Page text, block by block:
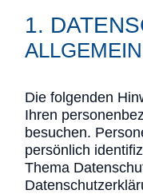
1.
Die folgenden
Ihren
besuchen.
persönlich
Thema